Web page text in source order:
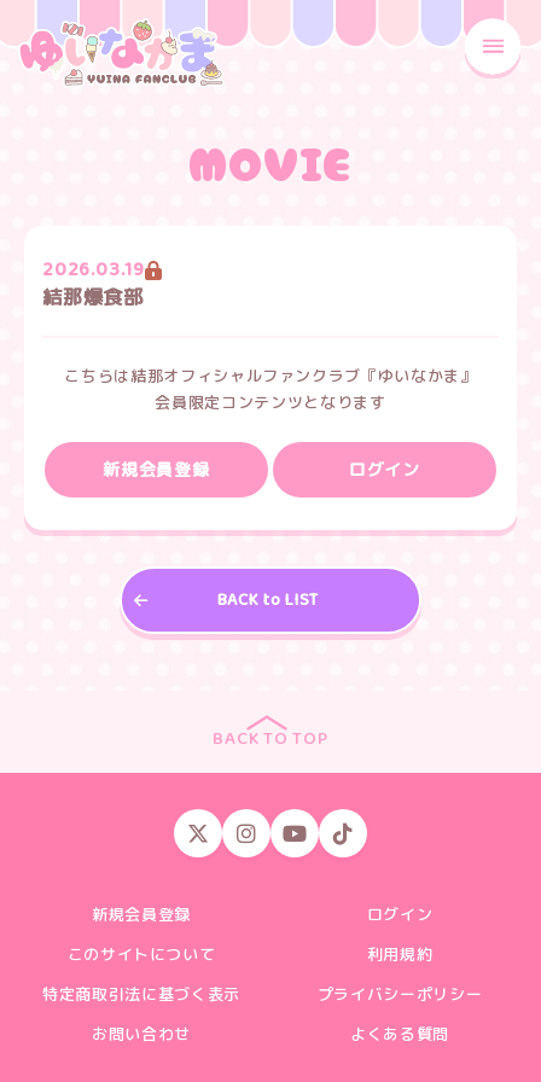
MOVIE
2026.03.19
結那爆食部
こちらは結那オフィシャルファンクラブ『ゆいなかま』
会員限定コンテンツとなります
新規会員登録 ログイン
BACK to LIST
BACK TO TOP
新規会員登録
ログイン
このサイトについて
利用規約
特定商取引法に基づく表示
プライバシーポリシー
お問い合わせ
よくある質問